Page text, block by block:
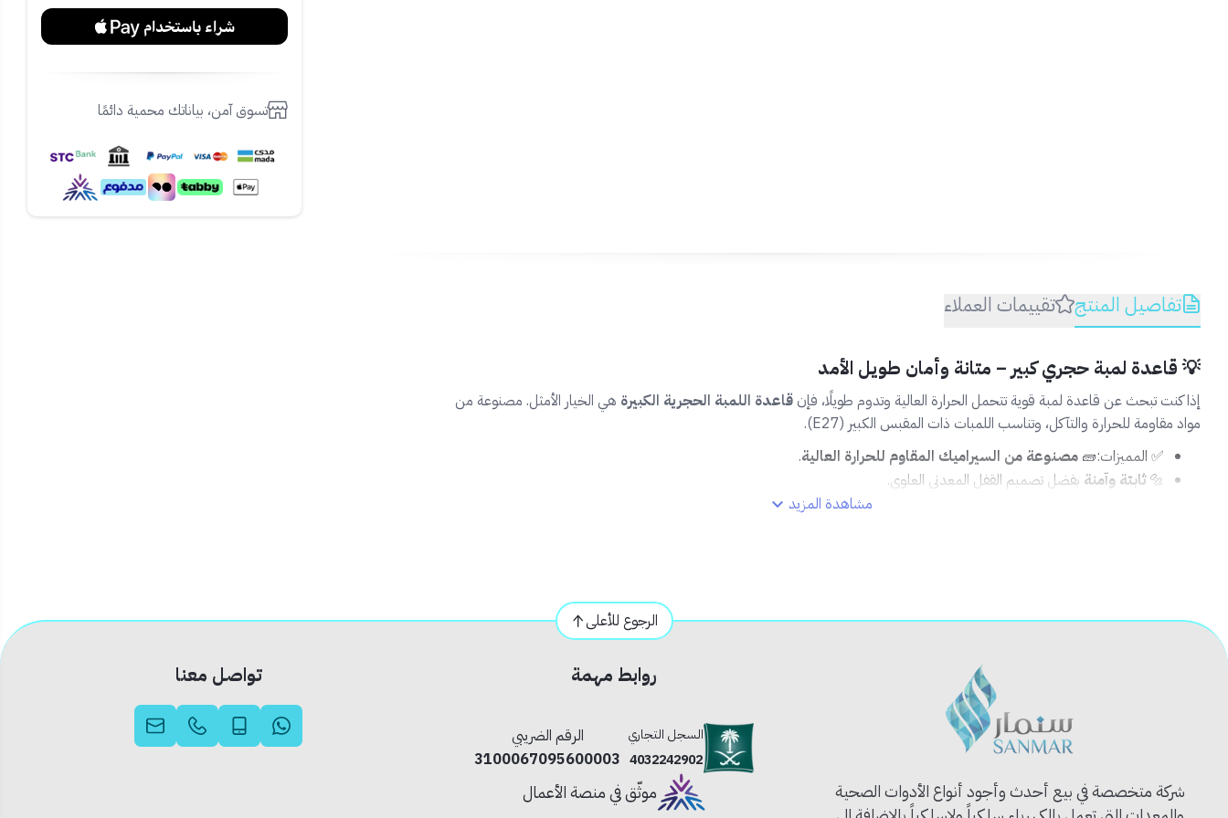
تسوق آمن، بياناتك محمية دائمًا
تفاصيل المنتج تقييمات العملاء
💡 قاعدة لمبة حجري كبير – متانة وأمان طويل الأمد
إذا كنت تبحث عن قاعدة لمبة قوية تتحمل الحرارة العالية وتدوم طويلًا، فإن قاعدة اللمبة الحجرية الكبيرة هي الخيار الأمثل. مصنوعة من
مواد مقاومة للحرارة والتآكل، وتناسب اللمبات ذات المقبس الكبير (E27).
✅ المميزات:🧱 مصنوعة من السيراميك المقاوم للحرارة العالية.
🔩ثابتة وآمنة بفضل تصميم القفل المعدني العلوي.
مناسبة للورش، المخازن، الأسطح، المزارع، الإضاءات الصناعية أو أي مكان يتطلب إنارة قوية بثبات عالي.
تأكد من تثبيت القاعدة جيدًا وتوصيل الأسلاك بشكل صحيح لتفادي أي تماس كهربائي.
مشاهدة المزيد
الرجوع للأعلى
شركة متخصصة في بيع أحدث وأجود أنواع الأدوات الصحية
روابط مهمة
السجل التجاري
4032242902
الرقم الضريبي
3100067095600003
موثّق في منصة الأعمال
تواصل معنا